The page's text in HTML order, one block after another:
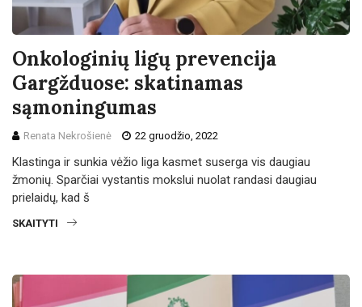
Onkologinių ligų prevencija
Gargžduose: skatinamas
sąmoningumas
Renata Nekrošienė 22 gruodžio, 2022
Klastinga ir sunkia vėžio liga kasmet suserga vis daugiau
žmonių. Sparčiai vystantis mokslui nuolat randasi daugiau
prielaidų, kad š
SKAITYTI